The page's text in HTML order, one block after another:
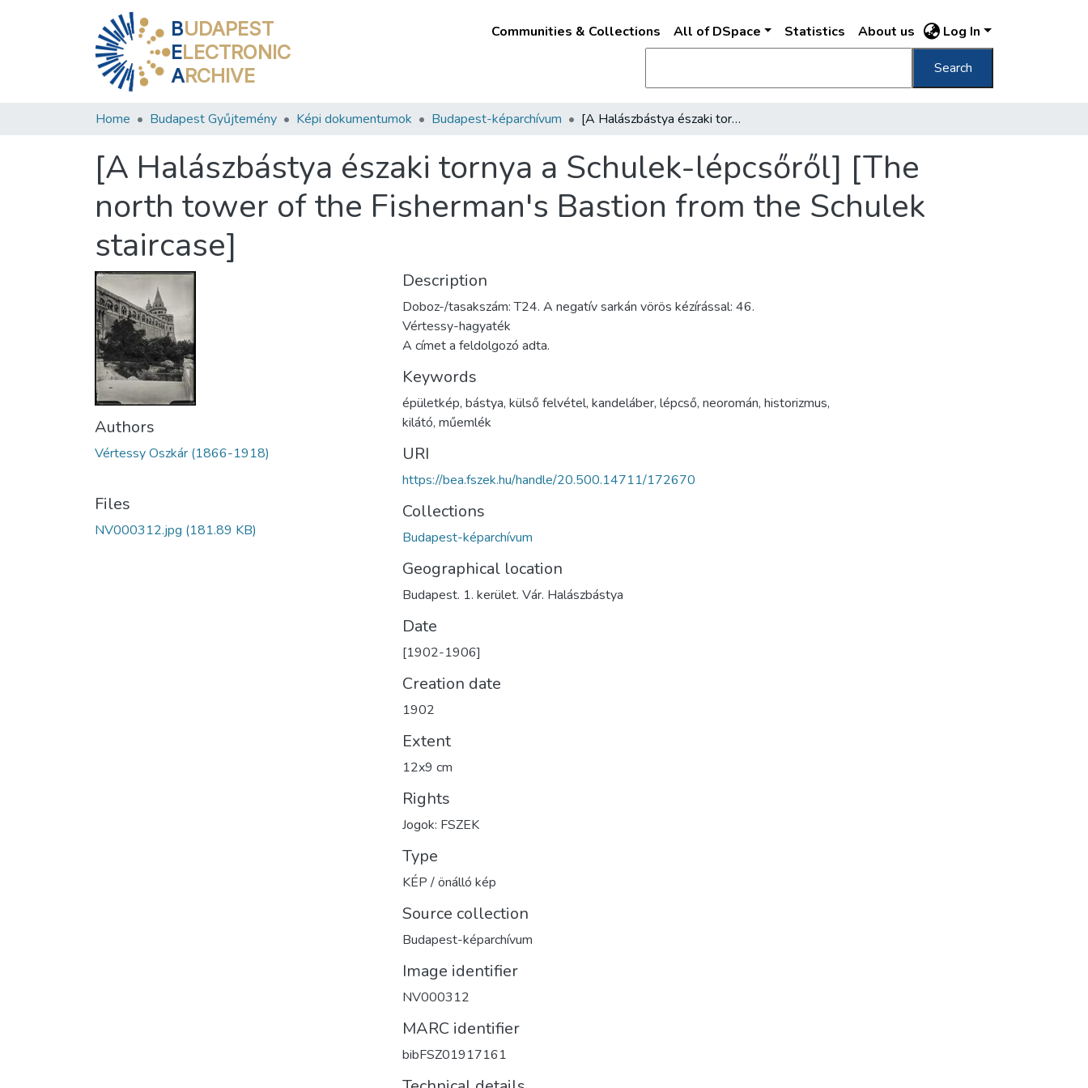
BUDAPEST
ELECTRONIC
ARCHIVE
Communities & Collections All of DSpace Statistics About us Log In
Search
Home Budapest Gyűjtemény Képi dokumentumok Budapest-képarchívum [A Halászbástya északi tornya a Schulek-lépcsőről] [The north tower of the Fisherman's Bastion from the Schulek staircase]
[A Halászbástya északi tornya a Schulek-lépcsőről] [The
north tower of the Fisherman's Bastion from the Schulek
staircase]
Authors
Vértessy Oszkár (1866-1918)
Files
NV000312.jpg (181.89 KB)
Description
Doboz-/tasakszám: T24. A negatív sarkán vörös kézírással: 46.
Vértessy-hagyaték
A címet a feldolgozó adta.
Keywords
épületkép, bástya, külső felvétel, kandeláber, lépcső, neoromán, historizmus,
kilátó, műemlék
URI
https://bea.fszek.hu/handle/20.500.14711/172670
Collections
Budapest-képarchívum
Geographical location
Budapest. 1. kerület. Vár. Halászbástya
Date
[1902-1906]
Creation date
1902
Extent
12x9 cm
Rights
Jogok: FSZEK
Type
KÉP / önálló kép
Source collection
Budapest-képarchívum
Image identifier
NV000312
MARC identifier
bibFSZ01917161